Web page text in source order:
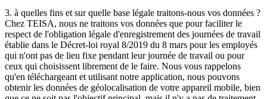
3. à quelles fins et sur quelle base légale traitons-nous vos données ?
Chez TEISA, nous ne traitons vos données que pour faciliter le
respect de l'obligation légale d'enregistrement des journées de travail
établie dans le Décret-loi royal 8/2019 du 8 mars pour les employés
qui n'ont pas de lieu fixe pendant leur journée de travail ou pour
ceux qui choisissent librement de le faire. Nous vous rappelons
qu'en téléchargeant et utilisant notre application, nous pouvons
obtenir les données de géolocalisation de votre appareil mobile, bien